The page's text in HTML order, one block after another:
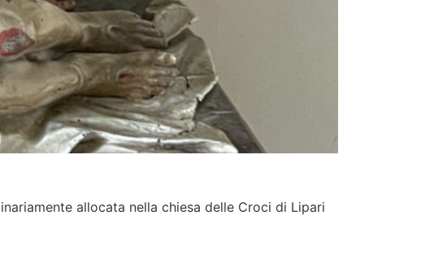
allocata nella chiesa delle Croci di Lipari